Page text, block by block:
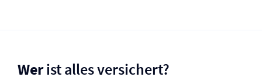
Werist alles versichert?